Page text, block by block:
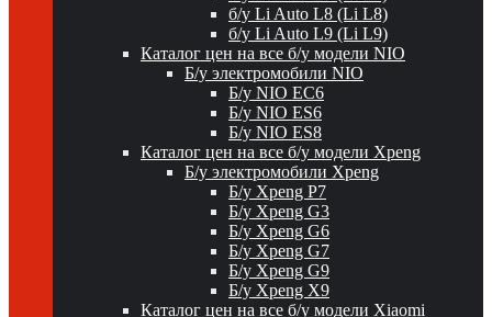
б/у Li Auto L8 (Li L8)
б/у Li Auto L9 (Li L9)
Каталог цен на все б/у модели NIO
Б/у электромобили NIO
Б/у NIO EC6
Б/у NIO ES6
Б/у NIO ES8
Каталог цен на все б/у модели Xpeng
Б/у электромобили Xpeng
Б/у Xpeng P7
Б/у Xpeng G3
Б/у Xpeng G6
Б/у Xpeng G7
Б/у Xpeng G9
Б/у Xpeng X9
Каталог цен на все б/у модели Xiaomi